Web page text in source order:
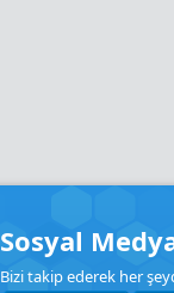
Sosyal
Bizi takip ederek her